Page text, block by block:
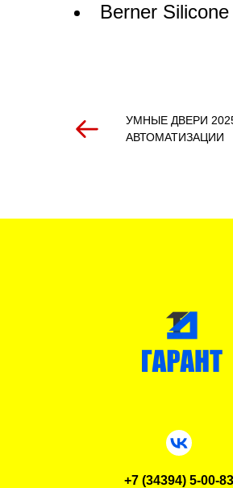
Berner
УМНЫЕ ДВЕРИ
АВТОМАТИЗАЦИИ
+7 (34394) 5-00-83